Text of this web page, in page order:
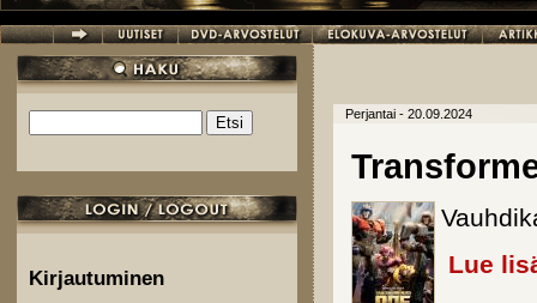
Hakulomake
Kirjautuminen
Perjantai - 20.09.2024
Lue